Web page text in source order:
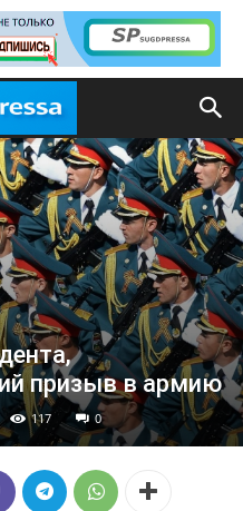
призыв в армию
117 0